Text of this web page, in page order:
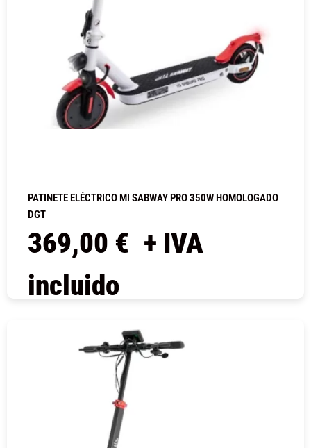
PATINETE ELÉCTRICO MI SABWAY PRO 350W HOMOLOGADO
DGT
369,00 € + IVA
incluido